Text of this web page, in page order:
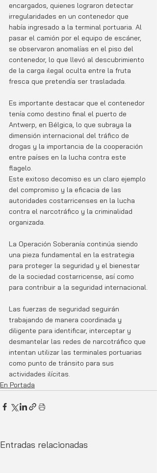
encargados, quienes lograron detectar
irregularidades en un contenedor que
había ingresado a la terminal portuaria. Al
pasar el camión por el equipo de escáner,
se observaron anomalías en el piso del
contenedor, lo que llevó al descubrimiento
de la carga ilegal oculta entre la fruta
fresca que pretendía ser trasladada.
Es importante destacar que el contenedor
tenía como destino final el puerto de
Antwerp, en Bélgica, lo que subraya la
dimensión internacional del tráfico de
drogas y la importancia de la cooperación
entre países en la lucha contra este
flagelo.
Este exitoso decomiso es un claro ejemplo
del compromiso y la eficacia de las
autoridades costarricenses en la lucha
contra el narcotráfico y la criminalidad
organizada.
La Operación Soberanía continúa siendo
una pieza fundamental en la estrategia
para proteger la seguridad y el bienestar
de la sociedad costarricense, así como
para contribuir a la seguridad internacional.
Las fuerzas de seguridad seguirán
trabajando de manera coordinada y
diligente para identificar, interceptar y
desmantelar las redes de narcotráfico que
intentan utilizar las terminales portuarias
como punto de tránsito para sus
actividades ilícitas.
En Portada
Entradas relacionadas